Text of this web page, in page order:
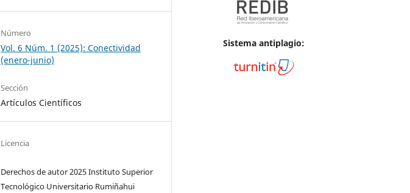
Número
Vol. 6 Núm. 1 (2025): Conectividad
(enero-junio)
Sección
Artículos Científicos
Licencia
Derechos de autor 2025 Instituto Superior
Tecnológico Universitario Rumiñahui
Sistema antiplagio: